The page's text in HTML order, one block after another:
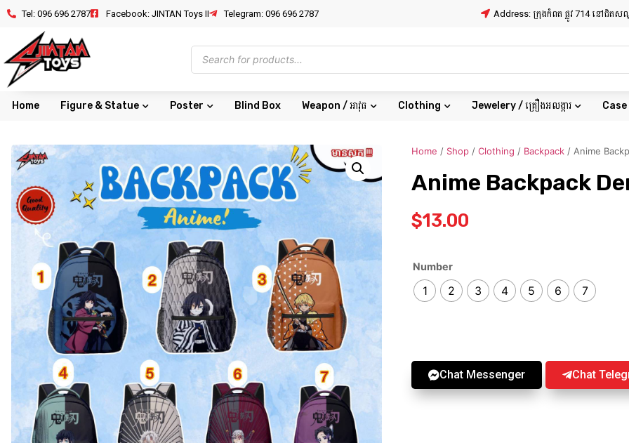
Tel: 096 696 2787 Facebook: JINTAN Toys II Telegram: 096 696 2787 Address: ក្រុងកំពត ផ្លូវ 714 នៅជិតស
Home Figure & Statue Poster Blind Box Weapon / អាវុធ Clothing Jewelery / គ្រឿងអលង្ការ Case
Home / Shop / Clothing / Backpack / Anime
Anime Backpack
$13.00
Number
1 2 3 4 5 6 7
Chat Messenger Chat